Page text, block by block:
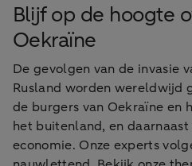
Blijf op de hoogte
Oekraïne
De gevolgen van de invasie
Rusland worden wereldwijd
de burgers van Oekraïne en
het buitenland, en
economie. Onze experts